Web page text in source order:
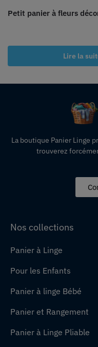
Petit panier à fleurs
Lire la
La boutique Panier Linge
trouverez
Nos collections
Panier à Linge
Pour les Enfants
Panier à linge Bébé
Panier et Rangement
Panier à Linge Pliable